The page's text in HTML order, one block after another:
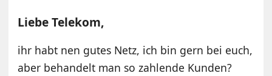
Liebe Telekom,
ihr habt nen gutes Netz, ich bin gern bei euch,
aber behandelt man so zahlende Kunden?